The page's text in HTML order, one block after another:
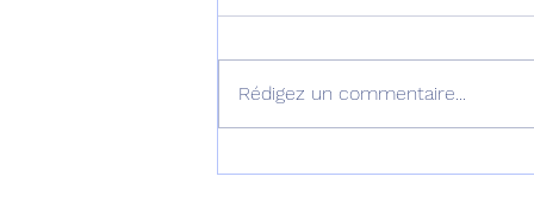
Rédigez un commentaire...